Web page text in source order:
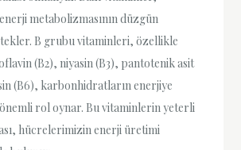
metabolizmasının düzgün
B grubu vitaminleri, özellikle
(B2), niyasin (B3), pantotenik asit
(B6), karbonhidratların enerjiye
rol oynar. Bu vitaminlerin yeterli
hücrelerimizin enerji üretimi